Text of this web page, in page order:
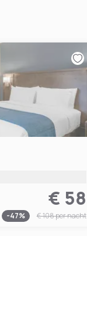
€ 58
-47% € 108per nacht